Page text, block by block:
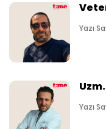
Yazı
Yazı